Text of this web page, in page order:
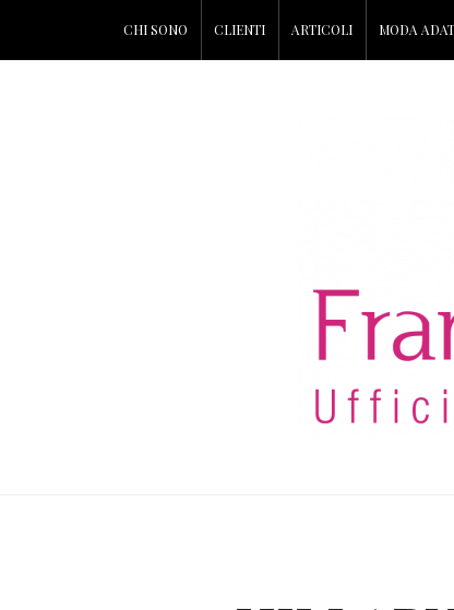
CHI SONO CLIENTI ARTICOLI MODA